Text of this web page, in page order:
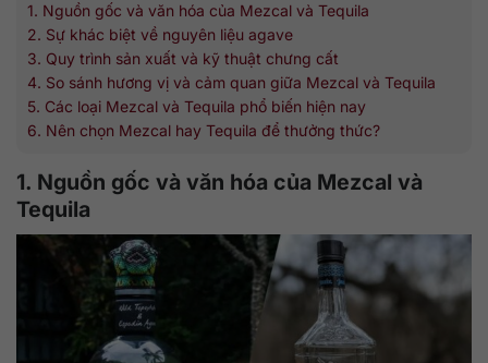
1. Nguồn gốc và văn hóa của Mezcal và Tequila
2. Sự khác biệt về nguyên liệu agave
3. Quy trình sản xuất và kỹ thuật chưng cất
4. So sánh hương vị và cảm quan giữa Mezcal và Tequila
5. Các loại Mezcal và Tequila phổ biến hiện nay
6. Nên chọn Mezcal hay Tequila để thưởng thức?
1. Nguồn gốc và văn hóa của Mezcal và
Tequila